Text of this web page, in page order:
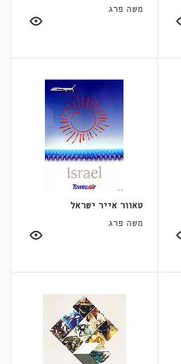
משה פרג
טאוור אייר ישראל
משה פרג